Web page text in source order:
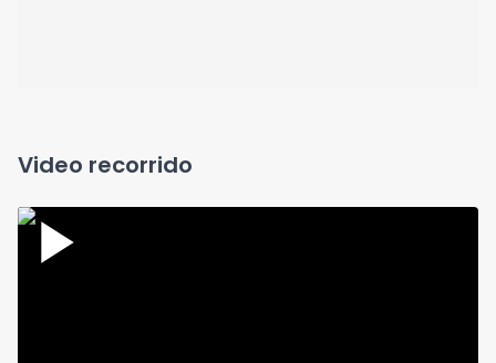
Video recorrido